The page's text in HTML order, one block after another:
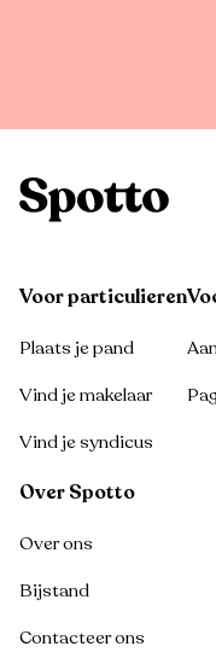
Voor particulieren
Plaats je pand
Vind je makelaar
Vind je syndicus
Over Spotto
Over ons
Bijstand
Contacteer ons